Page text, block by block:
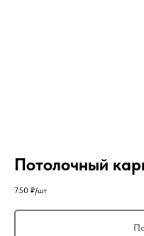
Потолочный
750 ₽/шт